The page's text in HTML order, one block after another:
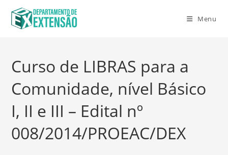
Menu
Curso de LIBRAS para a
Comunidade, nível Básico
I, II e III – Edital nº
008/2014/PROEAC/DEX